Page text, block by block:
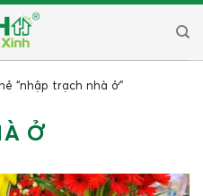
“nhập trạch nhà ở”
Ở